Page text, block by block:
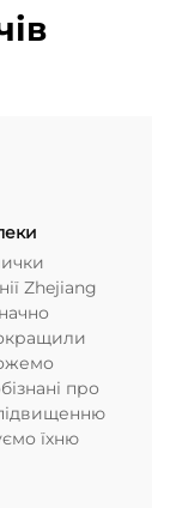
Zhejiang
про
їхню